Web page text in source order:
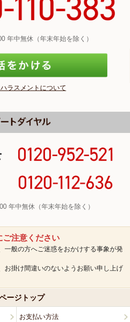
年中無休（年末年始を除く）
ラスメントについて
年中無休（年末年始を除く）
ご注意ください
一般の方へご迷惑をおかけする事象が発
お掛け間違いのないようお願い申し上げ
ージトップ
お支払い方法